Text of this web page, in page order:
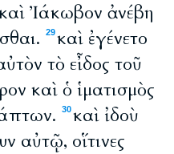
Ἰάκωβον ἀνέβη
29καὶ ἐγένετο
τὸ εἶδος τοῦ
καὶ ὁ ἱματισμὸς
30καὶ ἰδοὺ
αὐτῷ, οἵτινες